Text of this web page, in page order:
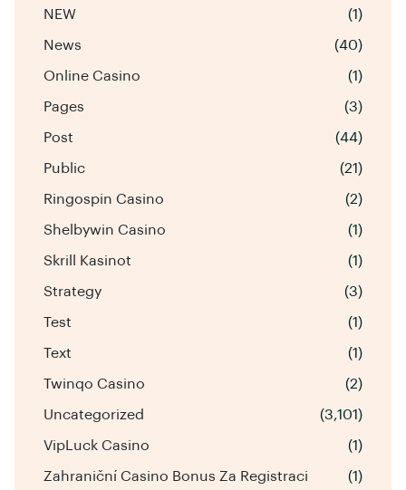
NEW (1)
News (40)
Online Casino (1)
Pages (3)
Post (44)
Public (21)
Ringospin Casino (2)
Shelbywin Casino (1)
Skrill Kasinot (1)
Strategy (3)
Test (1)
Text (1)
Twinqo Casino (2)
Uncategorized (3,101)
VipLuck Casino (1)
Zahraniční Casino Bonus Za Registraci (1)